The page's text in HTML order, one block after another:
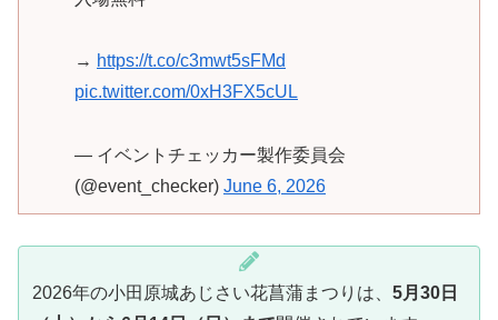
→ https://t.co/c3mwt5sFMd
pic.twitter.com/0xH3FX5cUL
— イベントチェッカー製作委員会
(@event_checker) June 6, 2026
2026年の小田原城あじさい花菖蒲まつりは、 5月30日